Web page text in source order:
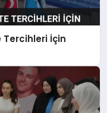
Tercihleri İçin